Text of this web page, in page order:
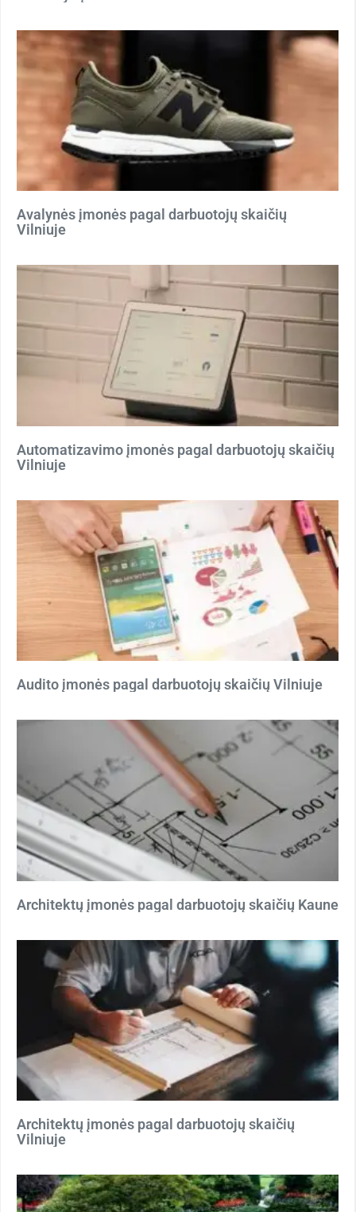
Avalynės įmonės pagal darbuotojų skaičių
Vilniuje
Automatizavimo įmonės pagal darbuotojų skaičių
Vilniuje
Audito įmonės pagal darbuotojų skaičių Vilniuje
Architektų įmonės pagal darbuotojų skaičių Kaune
Architektų įmonės pagal darbuotojų skaičių
Vilniuje